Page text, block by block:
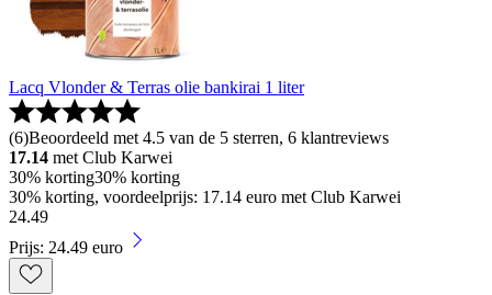
Lacq Vlonder & Terras olie bankirai 1 liter
(6)Beoordeeld met 4.5 van de 5 sterren, 6 klantreviews
17.14 met Club Karwei
30% korting30% korting
30% korting, voordeelprijs: 17.14 euro met Club Karwei
24.49
Prijs: 24.49 euro